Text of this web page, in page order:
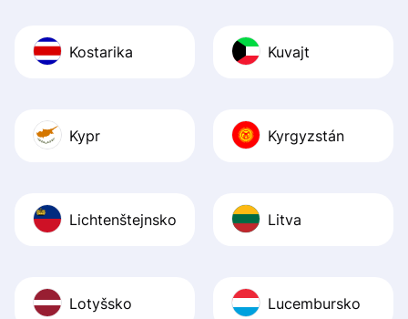
Kostarika Kuvajt
Kypr Kyrgyzstán
Lichtenštejnsko Litva
Lotyšsko Lucembursko